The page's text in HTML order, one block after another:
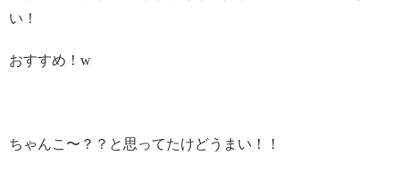
い！
おすすめ！w
ちゃんこ〜？？と思ってたけどうまい！！